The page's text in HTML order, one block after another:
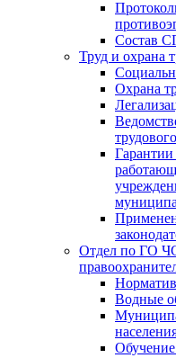
Состав
Труд и охрана
Охрана
Отдел по ГО
Водные